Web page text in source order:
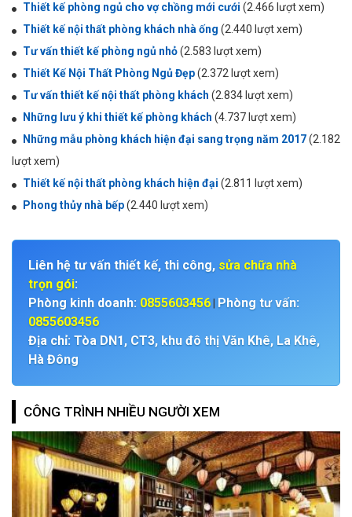
Thiết kế phòng ngủ cho vợ chồng mới cưới (2.466 lượt xem)
Thiết kế nội thất phòng khách nhà ống (2.440 lượt xem)
Tư vấn thiết kế phòng ngủ nhỏ(2.583 lượt xem)
Thiết Kế Nội Thất Phòng Ngủ Đẹp(2.372 lượt xem)
Tư vấn thiết kế nội thất phòng khách (2.834 lượt xem)
Những lưu ý khi thiết kế phòng khách (4.737 lượt xem)
Những mẫu phòng khách hiện đại sang trọng năm 2017(2.182
lượt xem)
Thiết kế nội thất phòng khách hiện đại (2.811 lượt xem)
Phong thủy nhà bếp(2.440 lượt xem)
Liên hệ tư vấn thiết kế, thi công, sửa chữa nhà
trọn gói:
Phòng kinh doanh: 0855603456 Phòng tư vấn:
0855603456
Địa chỉ: Tòa DN1, CT3, khu đô thị Văn Khê, La Khê,
Hà Đông
CÔNG TRÌNH NHIỀU NGƯỜI XEM